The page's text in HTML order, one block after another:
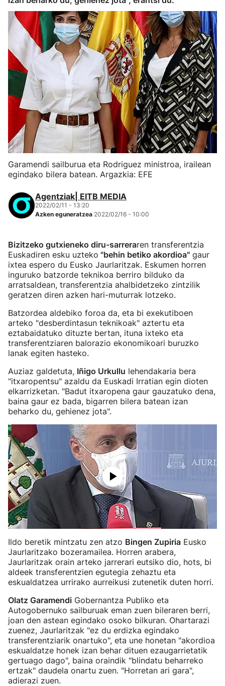
Garamendi sailburua eta Rodriguez ministroa, irailean
egindako bilera batean. Argazkia: EFE
Agentziak| EITB MEDIA
2022/02/11 - 13:20
Azken eguneratzea 2022/02/16 - 10:00
Bizitzeko gutxieneko diru-sarreraren transferentzia
Euskadiren esku uzteko "behin betiko akordioa" gaur
ixtea espero du Eusko Jaurlaritzak. Eskumen horren
inguruko batzorde teknikoa berriro bilduko da
arratsaldean, transferentzia ahalbidetzeko zintzilik
geratzen diren azken hari-muturrak lotzeko.
Batzordea aldebiko foroa da, eta bi exekutiboen
arteko "desberdintasun teknikoak" aztertu eta
eztabaidatuko dituzte bertan, ituna ixteko eta
transferentziaren balorazio ekonomikoari buruzko
lanak egiten hasteko.
Auziaz galdetuta, Iñigo Urkullu lehendakaria bera
"itxaropentsu" azaldu da Euskadi Irratian egin dioten
elkarrizketan. "Badut itxaropena gaur gauzatuko dena,
baina gaur ez bada, bigarren bilera batean izan
beharko du, gehienez jota".
Ildo beretik mintzatu zen atzo Bingen Zupiria Eusko
Jaurlaritzako bozeramailea. Horren arabera,
Jaurlaritzak orain arteko jarrerari eutsiko dio, hots, bi
aldeek transferentzien egutegia zehaztu eta
eskualdatzea urrirako aurreikusi zutenetik duten horri.
Olatz Garamendi Gobernantza Publiko eta
Autogobernuko sailburuak eman zuen bileraren berri,
joan den astean egindako osoko bilkuran. Ohartarazi
zuenez, Jaurlaritzak "ez du erdizka egindako
transferentziarik onartuko", eta une honetan "akordioa
eskualdatze honek izan behar dituen ezaugarrietatik
gertuago dago", baina oraindik "blindatu beharreko
ertzak" daudela onartu zuen. "Horretan ari gara",
adierazi zuen.